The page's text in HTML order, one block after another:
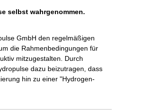
selbst wahrgenommen.
GmbH den regelmäßigen
die Rahmenbedingungen für
mitzugestalten. Durch
dazu beizutragen, dass
hin zu einer "Hydrogen-